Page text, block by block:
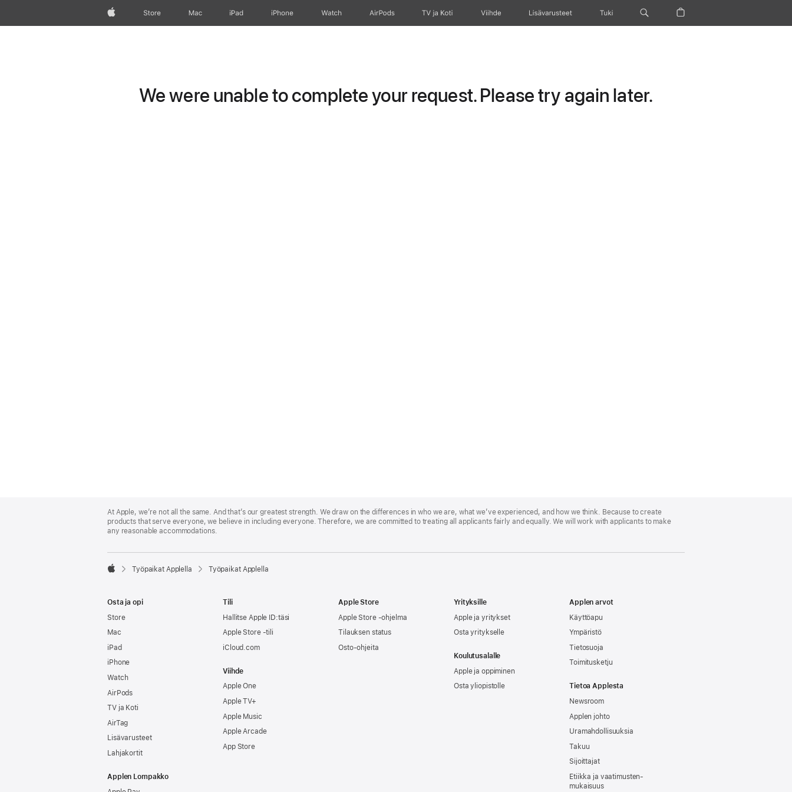
Apple Store Mac iPad iPhone Watch AirPods TV ja Koti Viihde Lisävarusteet Tuki
We were unable to complete your request. Please try again later.
Footer
At Apple, we’re not all the same. And that’s our greatest strength. We draw on the differences in who we are, what we’ve experienced, and how we think. Because to create
products that serve everyone, we believe in including everyone. Therefore, we are committed to treating all applicants fairly and equally. We will work with applicants to make
any reasonable accommodations.

Työpaikat Applella Työpaikat Applella
Osta ja opi
Store
Mac
iPad
iPhone
Watch
AirPods
TV ja Koti
AirTag
Lisävarusteet
Lahjakortit
Applen Lompakko
Tili
Hallitse Apple ID:täsi
Apple Store -tili
iCloud.com
Viihde
Apple One
Apple TV+
Apple Music
Apple Arcade
App Store
Apple Store
Apple Store -ohjelma
Tilauksen status
Osto-ohjeita
Yrityksille
Apple ja yritykset
Osta yritykselle
Koulutusalalle
Apple ja oppiminen
Osta yliopistolle
Applen arvot
Käyttöapu
Ympäristö
Tietosuoja
Toimitusketju
Tietoa Applesta
Newsroom
Applen johto
Uramahdollisuuksia
Takuu
Sijoittajat
Etiikka ja vaatimusten­
mukaisuus